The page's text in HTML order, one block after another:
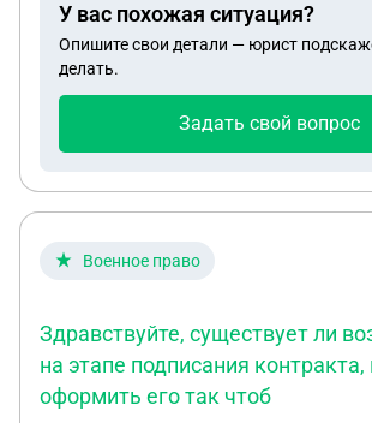
куплена в старом фонде и
изначальных капитальных
закончить ремонт и обустроить
квартиру мне необходимо 2 млн.
Существуют ли программы от
выплатам , если брать кредит у
госпрограммы, в которых можно
У вас похожая ситуация?
Опишите свои детали — юрист
делать.
Задать свой вопрос
Военное право
Здравствуйте, существует ли
на этапе подписания контракта,
оформить его так чтоб